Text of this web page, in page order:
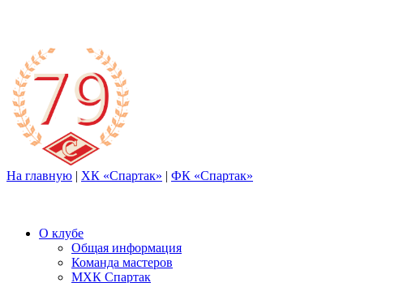
На главную | ХК «Спартак» | ФК «Спартак»
О клубе
Общая информация
Команда мастеров
МХК Спартак